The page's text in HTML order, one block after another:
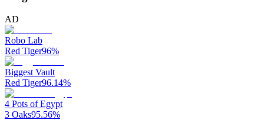
AD
Robo Lab
Red Tiger96%
Biggest Vault
Red Tiger96.14%
4 Pots of Egypt
3 Oaks95.56%